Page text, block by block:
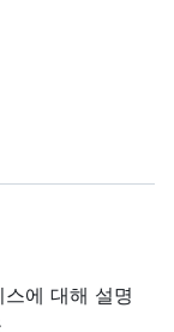
에 대해 설명